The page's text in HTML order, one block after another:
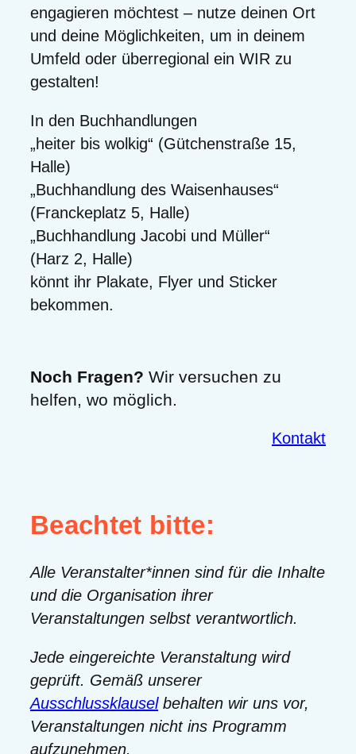
engagieren möchtest – nutze deinen Ort
und deine Möglichkeiten, um in deinem
Umfeld oder überregional ein WIR zu
gestalten!
In den Buchhandlungen
„heiter bis wolkig“ (Gütchenstraße 15,
Halle)
„Buchhandlung des Waisenhauses“
(Franckeplatz 5, Halle)
„Buchhandlung Jacobi und Müller“
(Harz 2, Halle)
könnt ihr Plakate, Flyer und Sticker
bekommen.
Noch Fragen? Wir versuchen zu
helfen, wo möglich.
Kontakt
Beachtet bitte:
Alle Veranstalter*innen sind für die Inhalte
und die Organisation ihrer
Veranstaltungen selbst verantwortlich.
Jede eingereichte Veranstaltung wird
geprüft. Gemäß unserer
Ausschlussklauselbehalten wir uns vor,
Veranstaltungen nicht ins Programm
aufzunehmen.